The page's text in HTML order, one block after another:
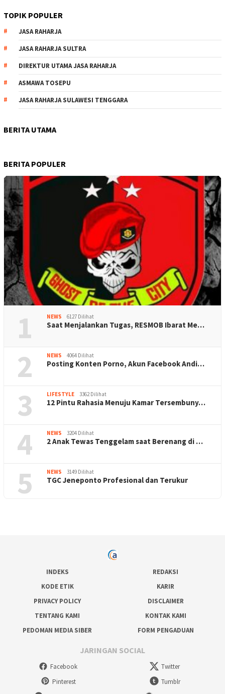
TOPIK POPULER
JASA RAHARJA
JASA RAHARJA SULTRA
DIREKTUR UTAMA JASA RAHARJA
ASMAWA TOSEPU
JASA RAHARJA SULAWESI TENGGARA
BERITA UTAMA
BERITA POPULER
1 NEWS 6127 Dilihat
Saat Menjalankan Tugas, RESMOB Ibarat Me…
2 NEWS 4064 Dilihat
Posting Konten Porno, Akun Facebook Andi…
3 LIFESTYLE 3362 Dilihat
12 Pintu Rahasia Menuju Kamar Tersembuny…
4 NEWS 3204 Dilihat
2 Anak Tewas Tenggelam saat Berenang di …
5 NEWS 3149 Dilihat
TGC Jeneponto Profesional dan Terukur
INDEKS
REDAKSI
KODE ETIK
KARIR
PRIVACY POLICY
DISCLAIMER
TENTANG KAMI
KONTAK KAMI
PEDOMAN MEDIA SIBER
FORM PENGADUAN
JARINGAN SOCIAL
Facebook
Twitter
Pinterest
Tumblr